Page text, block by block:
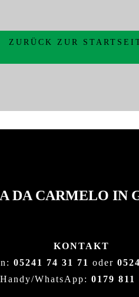
ZURÜCK ZUR
DA CARMELO IN
KONTAKT
05241 74 31 71 oder
Handy/WhatsApp: 0179 811